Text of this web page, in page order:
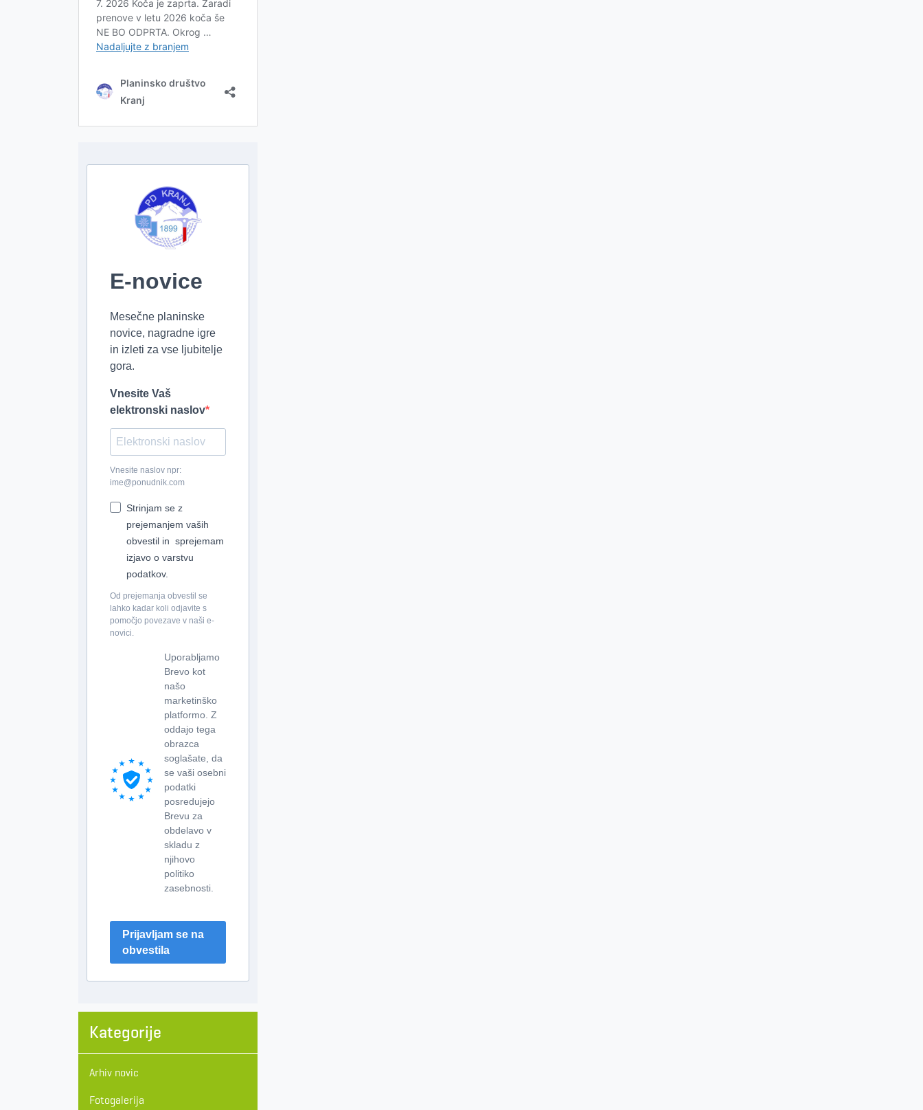
E-novice
Mesečne planinske
novice, nagradne igre
in izleti za vse ljubitelje
gora.
Vnesite Vaš
elektronski naslov
Vnesite naslov npr:
ime@ponudnik.com
Strinjam se z
prejemanjem vaših
obvestil in sprejemam
izjavo o varstvu
podatkov.
Od prejemanja obvestil se
lahko kadar koli odjavite s
pomočjo povezave v naši e-
novici.
Uporabljamo
Brevo kot
našo
marketinško
platformo. Z
oddajo tega
obrazca
soglašate, da
se vaši osebni
podatki
posredujejo
Brevu za
obdelavo v
skladu z
njihovo
politiko
zasebnosti.
Prijavljam se na
obvestila
Kategorije
Arhiv novic
Fotogalerija